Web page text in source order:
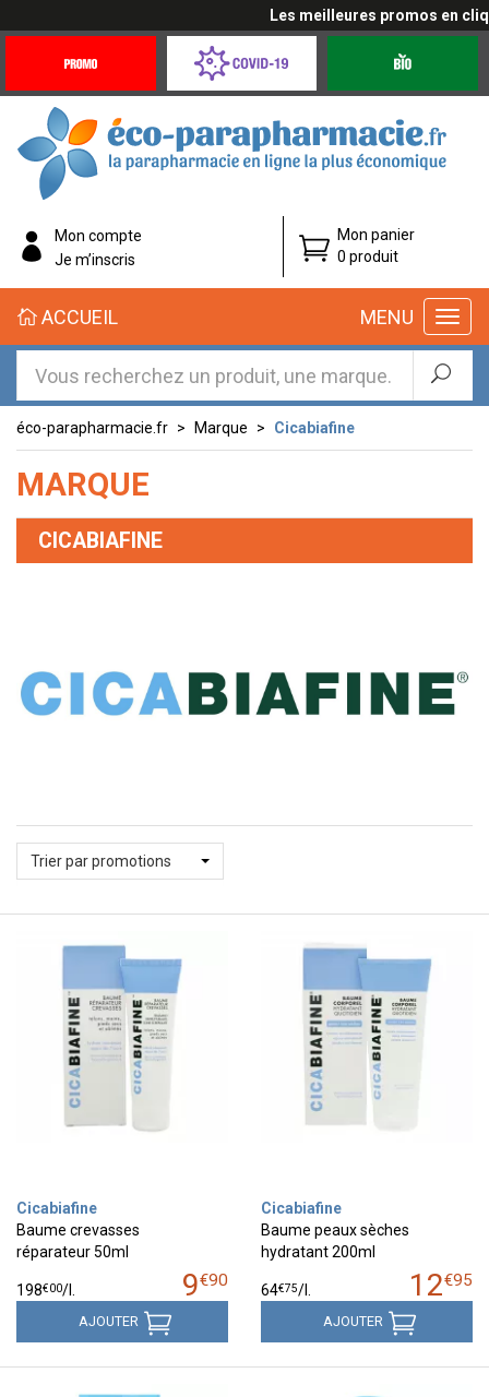
Les meilleures promos en
Offres
Coronavirus
éco-
parapharmacie.fr
éco-
parapharmacie.fr
Mon compte
Je m’inscris
Mon panier
0 produit
MENU
ACCUEIL
éco-parapharmacie.fr Marque Cicabiafine
MARQUE
CICABIAFINE
Trier par promotions
Cicabiafine
Baume crevasses
réparateur 50ml
9€90
198€00/
AJOUTER
Cicabiafine
Baume peaux sèches
hydratant 200ml
12€95
64€75/
AJOUTER